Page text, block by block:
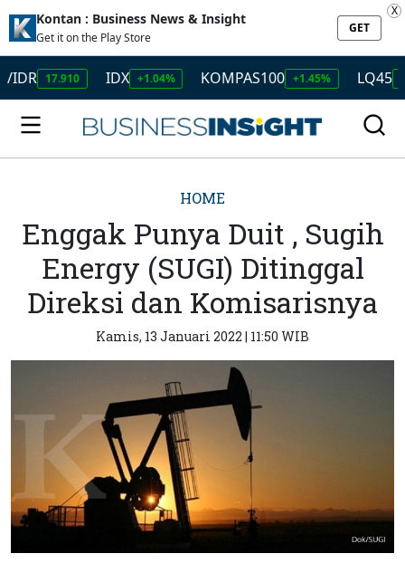
Kontan : Business News & Insight
Get it on the Play Store
GET
X
17.910 IDX +1.04% KOMPAS100 +1.45% LQ45 +1.50%
HOME
Enggak Punya Duit , Sugih
Energy (SUGI) Ditinggal
Direksi dan Komisarisnya
Kamis, 13 Januari 2022 | 11:50 WIB